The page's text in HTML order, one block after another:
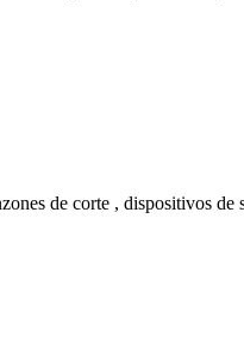
de corte , dispositivos